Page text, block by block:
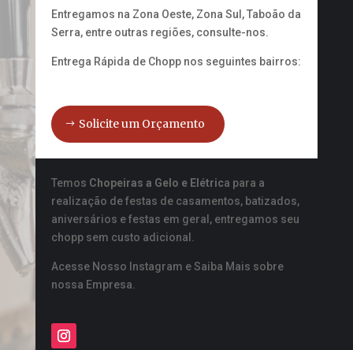
Entregamos na Zona Oeste, Zona Sul, Taboão da
Serra, entre outras regiões, consulte-nos.
Entrega Rápida de Chopp nos seguintes bairros:
Solicite um Orçamento
Temos Chopeiras a Gelo e Elétrica para a
realização de festas de casamentos, batizados,
aniversários e festas em geral, entregamos seu
chopp sem custo adicional.
Acesse Nosso Instagram e Saiba Mais sobre
nossa Empresa.